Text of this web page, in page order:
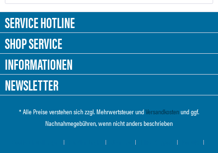
SERVICE HOTLINE
SHOP SERVICE
INFORMATIONEN
NEWSLETTER
* Alle Preise verstehen sich zzgl. Mehrwertsteuer undVersandkostenund ggf.
Nachnahmegebühren, wenn nicht anders beschrieben